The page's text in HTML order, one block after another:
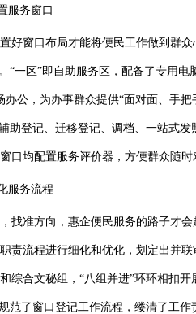
服务窗口
窗口布局才能将便民工作做到群众
“一区”即自助服务区，配备了专用
公，为办事群众提供“面对面、手把
助登记、迁移登记、调档、一站式
口均配置服务评价器，方便群众随时
服务流程
准方向，惠企便民服务的路子才会
责流程进行细化和优化，划定出并
综合文秘组，“八组并进”环环相扣
范了窗口登记工作流程，缕清了工